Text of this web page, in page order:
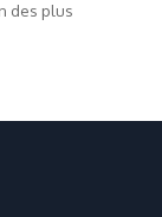
des plus